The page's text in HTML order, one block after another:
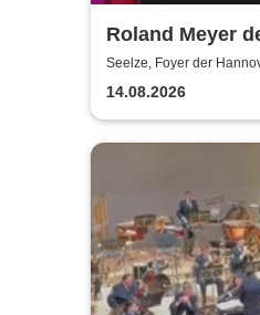
Roland Meyer
Schwarz | MuSe
Seelze, Foyer der
14.08.2026